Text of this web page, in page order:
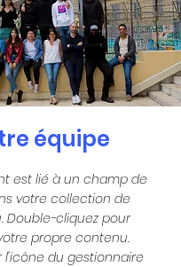
équipe
est lié à un champ de
votre collection de
Double-cliquez pour
propre contenu.
l'icône du gestionnaire